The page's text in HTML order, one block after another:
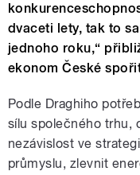
dvaceti lety, tak to
jednoho roku,“
ekonom České
Podle Draghiho
sílu společného trhu,
nezávislost ve
průmyslu, zlevnit